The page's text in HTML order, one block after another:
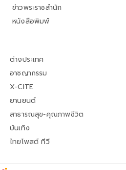
ข่าวพระราชสำนัก
หนังสือพิมพ์
ต่างประเทศ
อาชญากรรม
X-CITE
ยานยนต์
สาธารณสุข-คุณภาพชีวิต
บันเทิง
ไทยโพสต์ ทีวี